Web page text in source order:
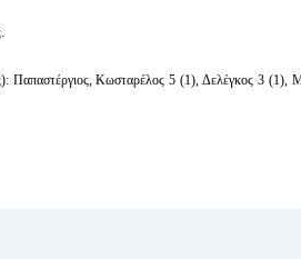
Παπαστέργιος, Κωσταρέλος 5 (1), Δελέγκος 3 (1),